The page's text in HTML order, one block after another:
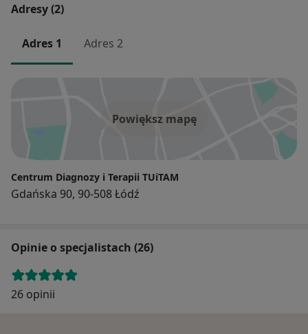
Adresy (2)
Adres 1 Adres 2
Powiększ mapę
Centrum Diagnozy i Terapii TUiTAM
Gdańska 90, 90-508 Łódź
Opinie o specjalistach (26)
26 opinii